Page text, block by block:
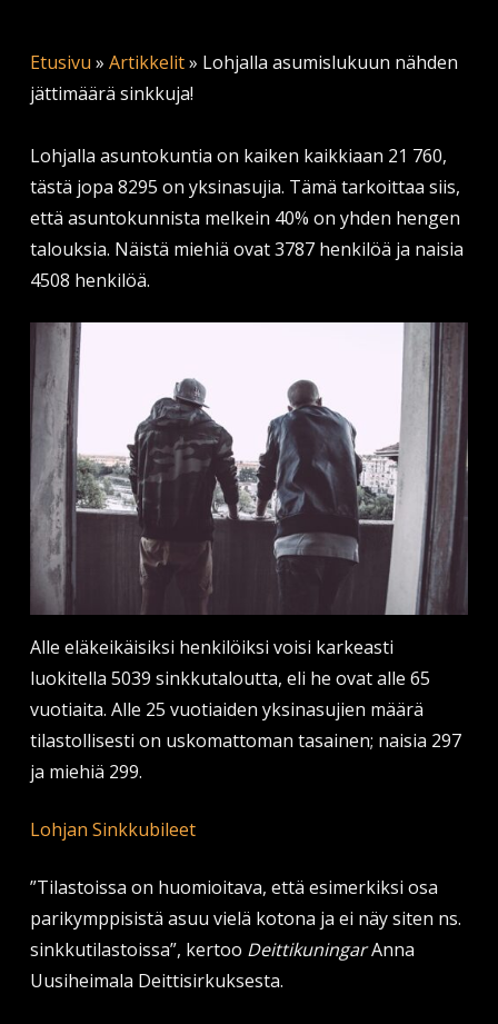
Etusivu » Artikkelit» Lohjalla asumislukuun nähden
jättimäärä sinkkuja!
Lohjalla asuntokuntia on kaiken kaikkiaan 21 760,
tästä jopa 8295 on yksinasujia. Tämä tarkoittaa siis,
että asuntokunnista melkein 40% on yhden hengen
talouksia. Näistä miehiä ovat 3787 henkilöä ja naisia
4508 henkilöä.
Alle eläkeikäisiksi henkilöiksi voisi karkeasti
luokitella 5039 sinkkutaloutta, eli he ovat alle 65
vuotiaita. Alle 25 vuotiaiden yksinasujien määrä
tilastollisesti on uskomattoman tasainen; naisia 297
ja miehiä 299.
Lohjan Sinkkubileet
”Tilastoissa on huomioitava, että esimerkiksi osa
parikymppisistä asuu vielä kotona ja ei näy siten ns.
sinkkutilastoissa”, kertoo DeittikuningarAnna
Uusiheimala Deittisirkuksesta.